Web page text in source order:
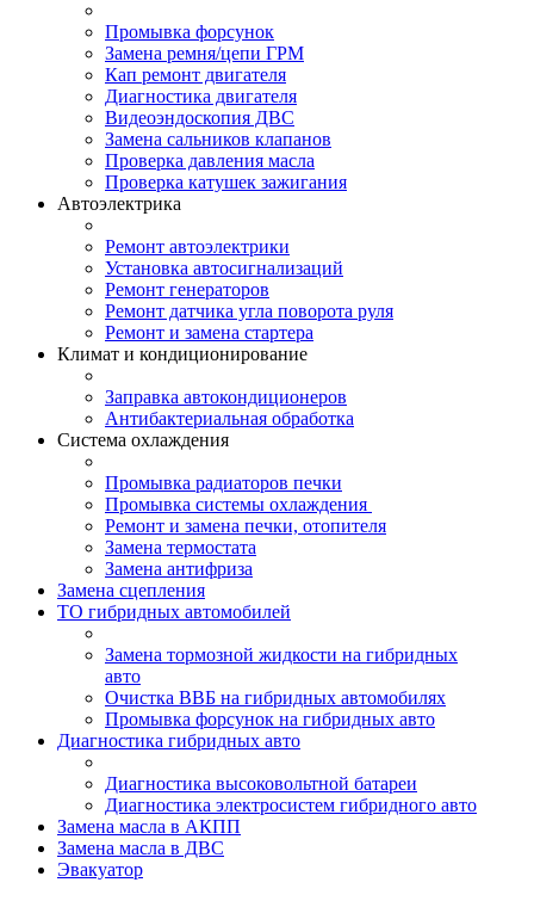
Промывка форсунок
Замена ремня/цепи ГРМ
Кап ремонт двигателя
Диагностика двигателя
Видеоэндоскопия ДВС
Замена сальников клапанов
Проверка давления масла
Проверка катушек зажигания
Автоэлектрика
Ремонт автоэлектрики
Установка автосигнализаций
Ремонт генераторов
Ремонт датчика угла поворота руля
Ремонт и замена стартера
Климат и кондиционирование
Заправка автокондиционеров
Антибактериальная обработка
Система охлаждения
Промывка радиаторов печки
Промывка системы охлаждения
Ремонт и замена печки, отопителя
Замена термостата
Замена антифриза
Замена сцепления
ТО гибридных автомобилей
Замена тормозной жидкости на гибридных
авто
Очистка ВВБ на гибридных автомобилях
Промывка форсунок на гибридных авто
Диагностика гибридных авто
Диагностика высоковольтной батареи
Диагностика электросистем гибридного авто
Замена масла в АКПП
Замена масла в ДВС
Эвакуатор